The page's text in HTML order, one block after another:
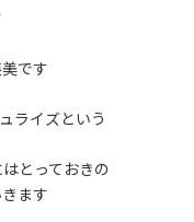
です
ライズという
とっておきの
ます